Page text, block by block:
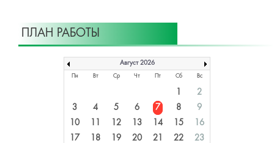
ПЛАН РАБОТЫ
Август 2026
Пн Вт Ср Чт Пт Сб Вс
1
2
3
4 5 6 7 8
9
10
11 12 13 14 15
16
17
18 19 20 21 22 23